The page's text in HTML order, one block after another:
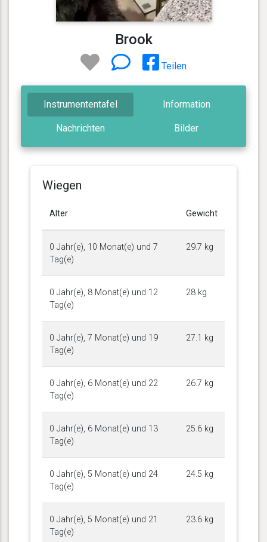
Brook
Teilen
Instrumententafel Information
Nachrichten Bilder
Wiegen
Alter Gewicht
0 Jahr(e), 10 Monat(e) und 7
Tag(e)
29.7 kg
0 Jahr(e), 8 Monat(e) und 12
Tag(e)
28 kg
0 Jahr(e), 7 Monat(e) und 19
Tag(e)
27.1 kg
0 Jahr(e), 6 Monat(e) und 22
Tag(e)
26.7 kg
0 Jahr(e), 6 Monat(e) und 13
Tag(e)
25.6 kg
0 Jahr(e), 5 Monat(e) und 24
Tag(e)
24.5 kg
0 Jahr(e), 5 Monat(e) und 21
Tag(e)
23.6 kg